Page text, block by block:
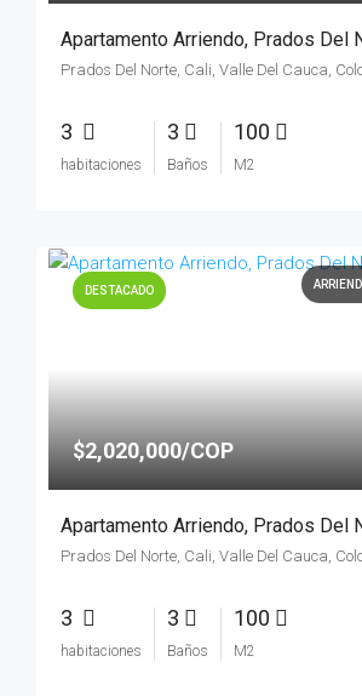
Prados Del Norte, Cali, Valle Del Cauca,
3
habitaciones
3
Baños
100
M2
DESTACADO
$2,020,000/COP
Prados Del Norte, Cali, Valle Del Cauca,
3
habitaciones
3
Baños
100
M2